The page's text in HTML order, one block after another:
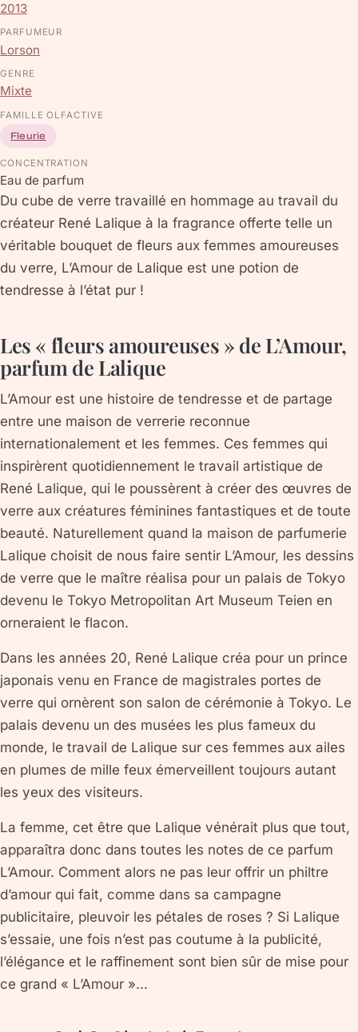
2013
PARFUMEUR
Lorson
GENRE
Mixte
FAMILLE OLFACTIVE
Fleurie
CONCENTRATION
Eau de parfum
Du cube de verre travaillé en hommage au travail du
créateur René Lalique à la fragrance offerte telle un
véritable bouquet de fleurs aux femmes amoureuses
du verre, L’Amour de Lalique est une potion de
tendresse à l’état pur !
Les « fleurs amoureuses » de L’Amour,
parfum de Lalique
L’Amour est une histoire de tendresse et de partage
entre une maison de verrerie reconnue
internationalement et les femmes. Ces femmes qui
inspirèrent quotidiennement le travail artistique de
René Lalique, qui le poussèrent à créer des œuvres de
verre aux créatures féminines fantastiques et de toute
beauté. Naturellement quand la maison de parfumerie
Lalique choisit de nous faire sentir L’Amour, les dessins
de verre que le maître réalisa pour un palais de Tokyo
devenu le Tokyo Metropolitan Art Museum Teien en
orneraient le flacon.
Dans les années 20, René Lalique créa pour un prince
japonais venu en France de magistrales portes de
verre qui ornèrent son salon de cérémonie à Tokyo. Le
palais devenu un des musées les plus fameux du
monde, le travail de Lalique sur ces femmes aux ailes
en plumes de mille feux émerveillent toujours autant
les yeux des visiteurs.
La femme, cet être que Lalique vénérait plus que tout,
apparaîtra donc dans toutes les notes de ce parfum
L’Amour. Comment alors ne pas leur offrir un philtre
d’amour qui fait, comme dans sa campagne
publicitaire, pleuvoir les pétales de roses ? Si Lalique
s’essaie, une fois n’est pas coutume à la publicité,
l’élégance et le raffinement sont bien sûr de mise pour
ce grand « L’Amour »...